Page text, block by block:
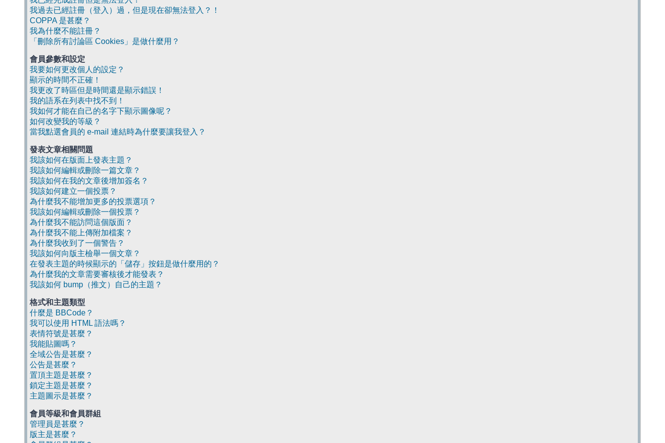
我過去已經註冊（登入）過，但是現在卻無法登入？！
COPPA 是甚麼？
我為什麼不能註冊？
「刪除所有討論區 Cookies」是做什麼用？
會員參數和設定
我要如何更改個人的設定？
顯示的時間不正確！
我更改了時區但是時間還是顯示錯誤！
我的語系在列表中找不到！
我如何才能在自己的名字下顯示圖像呢？
如何改變我的等級？
當我點選會員的 e-mail 連結時為什麼要讓我登入？
發表文章相關問題
我該如何在版面上發表主題？
我該如何編輯或刪除一篇文章？
我該如何在我的文章後增加簽名？
我該如何建立一個投票？
為什麼我不能增加更多的投票選項？
我該如何編輯或刪除一個投票？
為什麼我不能訪問這個版面？
為什麼我不能上傳附加檔案？
為什麼我收到了一個警告？
我該如何向版主檢舉一個文章？
在發表主題的時候顯示的「儲存」按鈕是做什麼用的？
為什麼我的文章需要審核後才能發表？
我該如何 bump（推文）自己的主題？
格式和主題類型
什麼是 BBCode？
我可以使用 HTML 語法嗎？
表情符號是甚麼？
我能貼圖嗎？
全域公告是甚麼？
公告是甚麼？
置頂主題是甚麼？
鎖定主題是甚麼？
主題圖示是甚麼？
會員等級和會員群組
管理員是甚麼？
版主是甚麼？